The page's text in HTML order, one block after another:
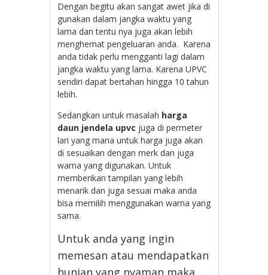
Dengan begitu akan sangat awet jika di
gunakan dalam jangka waktu yang
lama dan tentu nya juga akan lebih
menghemat pengeluaran anda. Karena
anda tidak perlu mengganti lagi dalam
jangka waktu yang lama. Karena UPVC
sendiri dapat bertahan hingga 10 tahun
lebih.
Sedangkan untuk masalah harga
daun jendela upvc juga di permeter
lari yang mana untuk harga juga akan
di sesuaikan dengan merk dan juga
warna yang digunakan. Untuk
memberikan tampilan yang lebih
menarik dan juga sesuai maka anda
bisa memilih menggunakan warna yang
sama.
Untuk anda yang ingin
memesan atau mendapatkan
hunian yang nyaman maka